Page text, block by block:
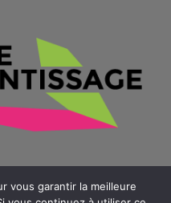
vous garantir la meilleure